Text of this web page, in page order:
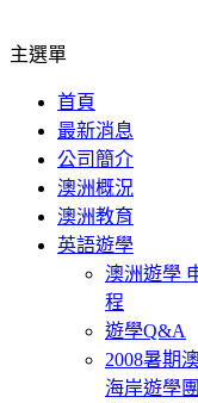
主選單
首頁
最新消息
公司簡介
澳洲概況
澳洲教育
英語遊學
澳洲遊學
程
遊學Q&A
2008暑期
海岸遊學團